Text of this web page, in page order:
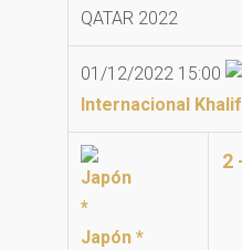
QATAR 2022
01/12/2022 15:00
Internacional
Japón *
2